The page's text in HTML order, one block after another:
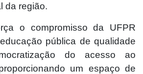
da região.
o compromisso da UFPR
pública de qualidade
do acesso ao
um espaço de